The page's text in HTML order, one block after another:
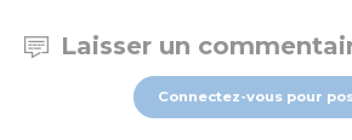
Laisser un
Connectez-vous pour